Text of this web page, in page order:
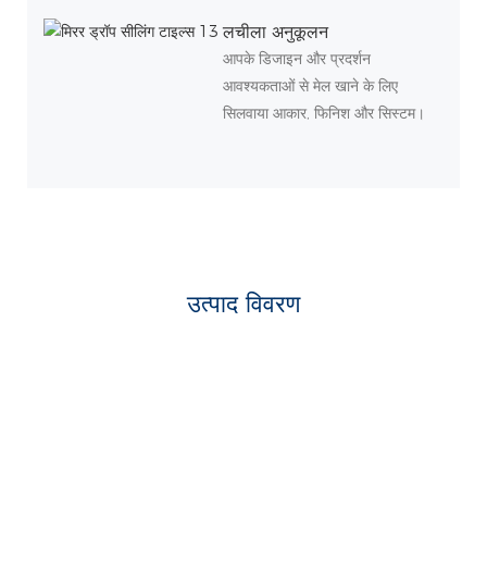
लचीला अनुकूलन
आपके डिजाइन और प्रदर्शन
आवश्यकताओं से मेल खाने के लिए
सिलवाया आकार, फिनिश और सिस्टम।
उत्पाद विवरण